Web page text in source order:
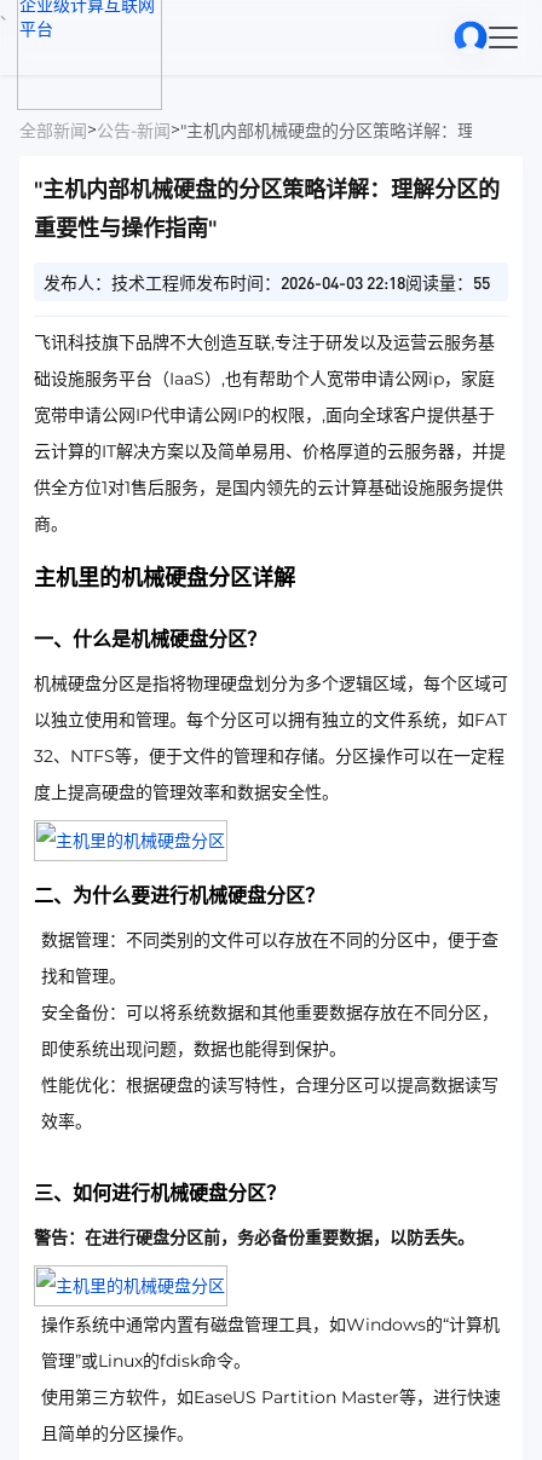
、
全部新闻>公告-新闻>"主机内部机械硬盘的分区策略详解：理解分区
"主机内部机械硬盘的分区策略详解：理解分区的
重要性与操作指南"
发布人：技术工程师发布时间：2026-04-03 22:18阅读量：55
飞讯科技旗下品牌不大创造互联,专注于研发以及运营云服务基
础设施服务平台（IaaS）,也有帮助个人宽带申请公网ip，家庭
宽带申请公网IP代申请公网IP的权限，,面向全球客户提供基于
云计算的IT解决方案以及简单易用、价格厚道的云服务器，并提
供全方位1对1售后服务，是国内领先的云计算基础设施服务提供
商。
主机里的机械硬盘分区详解
一、什么是机械硬盘分区？
机械硬盘分区是指将物理硬盘划分为多个逻辑区域，每个区域可
以独立使用和管理。每个分区可以拥有独立的文件系统，如FAT
32、NTFS等，便于文件的管理和存储。分区操作可以在一定程
度上提高硬盘的管理效率和数据安全性。
二、为什么要进行机械硬盘分区？
数据管理：不同类别的文件可以存放在不同的分区中，便于查
找和管理。
安全备份：可以将系统数据和其他重要数据存放在不同分区，
即使系统出现问题，数据也能得到保护。
性能优化：根据硬盘的读写特性，合理分区可以提高数据读写
效率。
三、如何进行机械硬盘分区？
警告：在进行硬盘分区前，务必备份重要数据，以防丢失。
操作系统中通常内置有磁盘管理工具，如Windows的“计算机
管理”或Linux的fdisk命令。
使用第三方软件，如EaseUS Partition Master等，进行快速
且简单的分区操作。